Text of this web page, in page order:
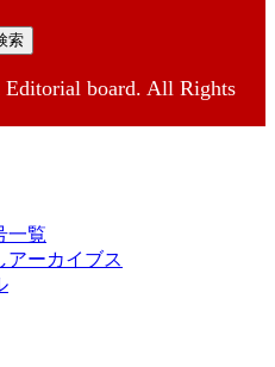
索
board. All Rights
一覧
アーカイブス